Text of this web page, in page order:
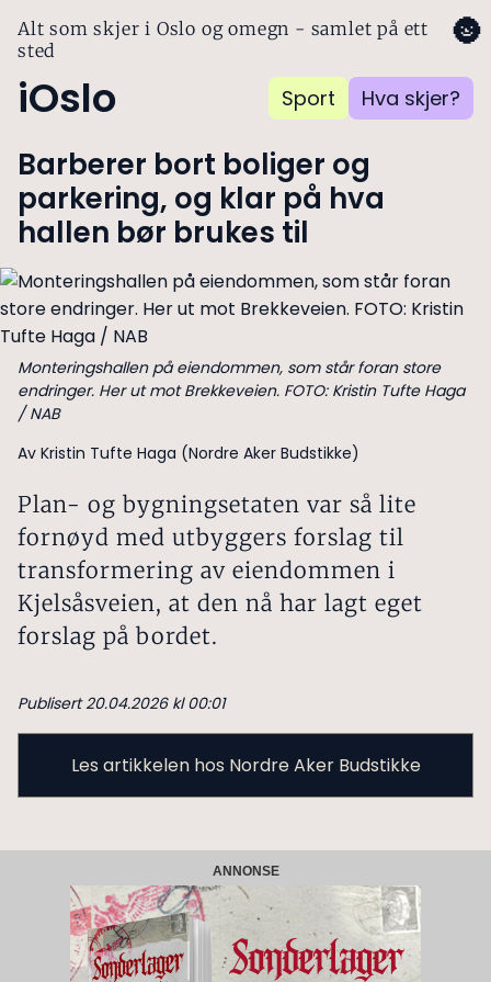
Alt som skjer i Oslo og omegn - samlet på ett
sted
iOslo Sport Hva skjer?
🌚
Barberer bort boliger og
parkering, og klar på hva
hallen bør brukes til
Monteringshallen på eiendommen, som står foran store
endringer. Her ut mot Brekkeveien. FOTO: Kristin Tufte Haga
/ NAB
Av Kristin Tufte Haga (Nordre Aker Budstikke)
Plan- og bygningsetaten var så lite
fornøyd med utbyggers forslag til
transformering av eiendommen i
Kjelsåsveien, at den nå har lagt eget
forslag på bordet.
Publisert 20.04.2026 kl 00:01
Les artikkelen hos Nordre Aker Budstikke
ANNONSE